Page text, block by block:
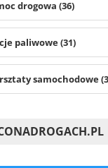
drogowa (36)
paliwowe (31)
samochodowe